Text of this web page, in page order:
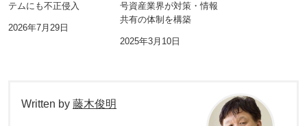
テムにも不正侵入
2026年7月29日
号資産業界が対策・情報
共有の体制を構築
2025年3月10日
Written by 藤木俊明